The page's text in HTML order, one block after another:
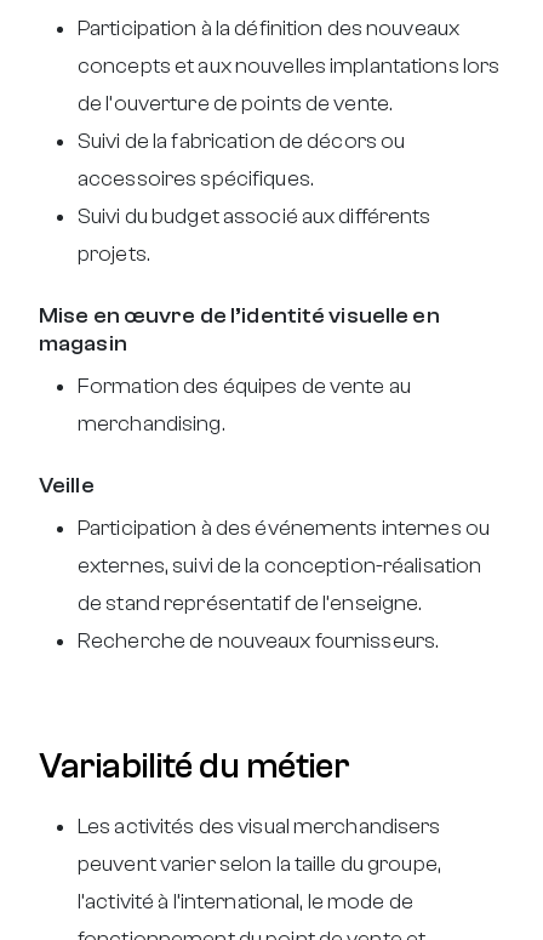
Participation à la définition des nouveaux
concepts et aux nouvelles implantations lors
de l’ouverture de points de vente.
Suivi de la fabrication de décors ou
accessoires spécifiques.
Suivi du budget associé aux différents
projets.
Mise en œuvre de l’identité visuelle en
magasin
Formation des équipes de vente au
merchandising.
Veille
Participation à des événements internes ou
externes, suivi de la conception-réalisation
de stand représentatif de l’enseigne.
Recherche de nouveaux fournisseurs.
Variabilité du métier
Les activités des visual merchandisers
peuvent varier selon la taille du groupe,
l’activité à l’international, le mode de